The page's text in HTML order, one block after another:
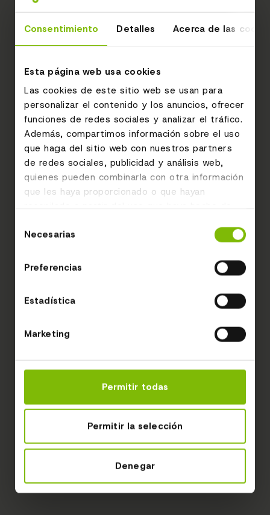
Consentimiento Detalles Acerca de las
Esta página web usa cookies
Las cookies de este sitio web se usan para
personalizar el contenido y los anuncios, ofrecer
funciones de redes sociales y analizar el tráfico.
Además, compartimos información sobre el uso
que haga del sitio web con nuestros partners
de redes sociales, publicidad y análisis web,
quienes pueden combinarla con otra información
que les haya proporcionado o que hayan
recopilado a partir del uso que haya hecho de
deNecesarias
Preferencias
Estadística
Marketing
Permitir todas
Permitir la selección
Denegar